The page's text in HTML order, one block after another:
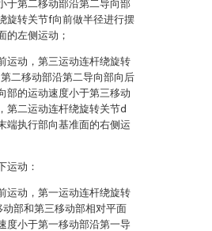
于第二移动部沿第二导向部
旋转关节f向前做半径进行摆
的左侧运动；
运动，第三运动连杆绕旋转
二移动部沿第二导向部向后
部的运动速度小于第三移动
第二运动连杆绕旋转关节d
端执行部向基准面的右侧运
运动：
运动，第一运动连杆绕旋转
部和第三移动部相对平面
度小于第一移动部沿第一导